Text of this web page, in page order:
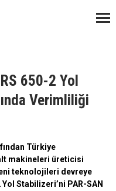
650-2 Yol
Verimliliği
Türkiye
makineleri üreticisi
teknolojileri devreye
Stabilizeri’ni PAR-SAN